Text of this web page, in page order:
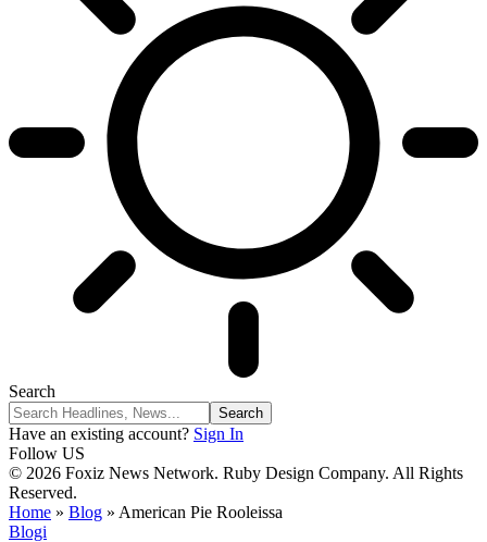
Search
Have an existing account? Sign In
Follow US
© 2026 Foxiz News Network. Ruby Design Company. All Rights
Reserved.
Home » Blog » American Pie Rooleissa
Blogi